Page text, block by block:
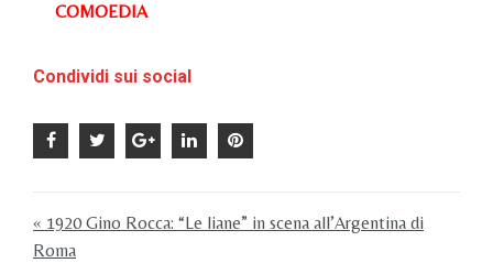
COMOEDIA
Condividi sui social
« 1920 Gino Rocca: “Le liane” in scena all’Argentina di
Roma